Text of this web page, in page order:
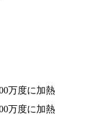
万度に加熱
万度に加熱